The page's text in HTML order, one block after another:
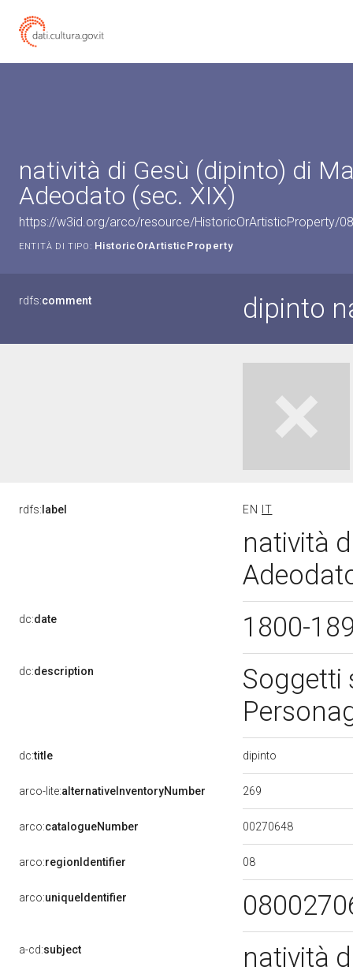
natività di Gesù (dipinto) di
Adeodato (sec. XIX)
https://w3id.org/arco/resource/HistoricOrArtisticProperty/
ENTITÀ DI TIPO: HistoricOrArtisticProperty
rdfs:comment dipinto
rdfs: label EN IT
natività
dc:date 1800-
dc:description
Soggetti
dc:title dipinto
arco-lite:alternativeInventoryNumber 269
arco:catalogueNumber 00270648
arco:regionIdentifier 08
arco:uniqueIdentifier
a-cd:subject natività